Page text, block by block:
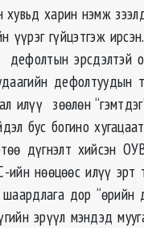
хувьд харин нэмж
үүрэг гүйцэтгэж
дефолтын эрсдэлтэй
дефолтуудын
илүү зөөлөн
бус богино
дүгнэлт хийсэн
ийн нөөцөөс илүү
дор “өрийн
эрүүл мэндэд